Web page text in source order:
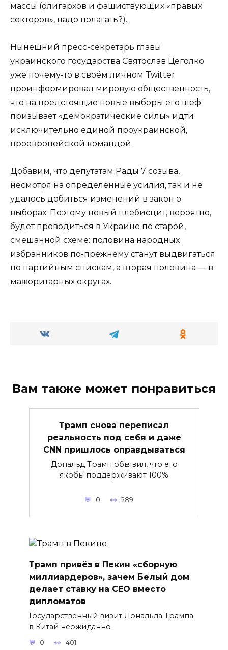
массы (олигархов и фашиствующих «правых
секторов», надо полагать?).
Нынешний пресс-секретарь главы
украинского государства Святослав Цеголко
уже почему-то в своём личном Twitter
проинформировал мировую общественность,
что на предстоящие новые выборы его шеф
призывает «демократические силы» идти
исключительно единой проукраинской,
проевропейской командой.
Добавим, что депутатам Рады 7 созыва,
несмотря на определённые усилия, так и не
удалось добиться изменений в закон о
выборах. Поэтому новый плебисцит, вероятно,
будет проводиться в Украине по старой,
смешанной схеме: половина народных
избранников по-прежнему станут выдвигаться
по партийным спискам, а вторая половина — в
мажоритарных округах.
Вам также может понравиться
Трамп снова переписал
реальность под себя и даже
CNN пришлось оправдываться
Дональд Трамп объявил, что его
якобы поддерживают 100%
0 289
Трамп привёз в Пекин «сборную
миллиардеров», зачем Белый дом
делает ставку на CEO вместо
дипломатов
Государственный визит Дональда Трампа
в Китай неожиданно
0 401